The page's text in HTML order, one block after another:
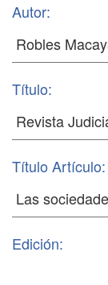
Autor:
Título:
Título Artículo:
Edición: